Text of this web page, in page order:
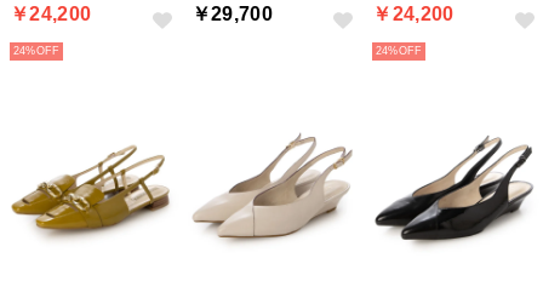
￥24,200
24%
￥29,700 ￥24,200
24%